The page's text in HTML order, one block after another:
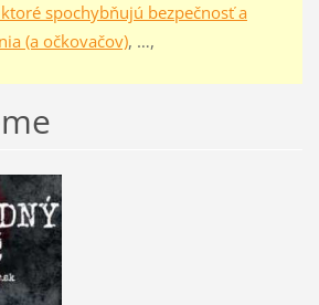
spochybňujú bezpečnosť a
(a očkovačov), …,